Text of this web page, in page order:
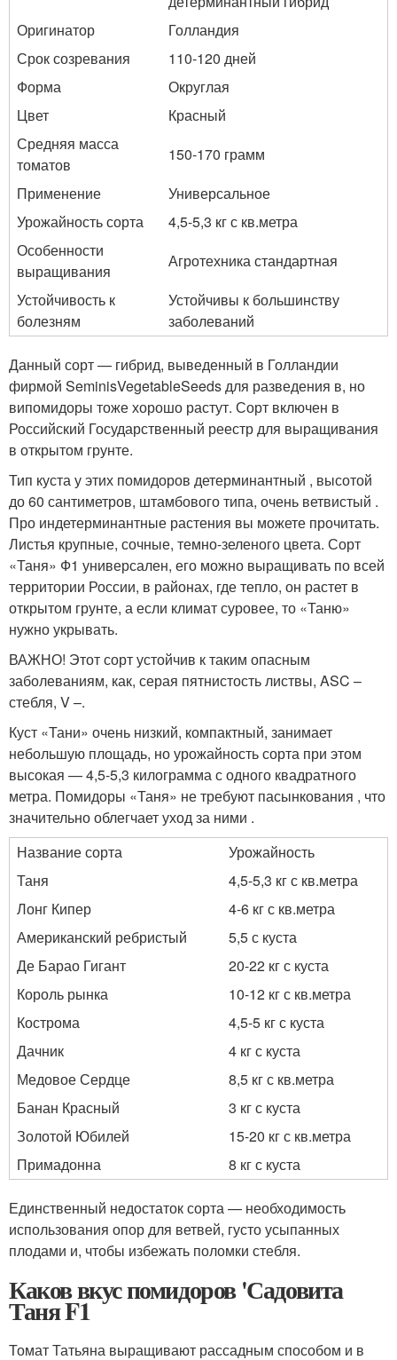
Оригинатор
Голландия
Срок созревания
110-120 дней
Форма
Округлая
Цвет
Красный
Средняя масса
томатов
150-170 грамм
Применение
Универсальное
Урожайность сорта
4,5-5,3 кг с кв.метра
Особенности
выращивания
Агротехника стандартная
Устойчивость к
болезням
Устойчивы к большинству
заболеваний
Данный сорт — гибрид, выведенный в Голландии
фирмой SeminisVegetableSeeds для разведения в, но
випомидоры тоже хорошо растут. Сорт включен в
Российский Государственный реестр для выращивания
в открытом грунте.
Тип куста у этих помидоров детерминантный , высотой
до 60 сантиметров, штамбового типа, очень ветвистый .
Про индетерминантные растения вы можете прочитать.
Листья крупные, сочные, темно-зеленого цвета. Сорт
«Таня» Ф1 универсален, его можно выращивать по всей
территории России, в районах, где тепло, он растет в
открытом грунте, а если климат суровее, то «Таню»
нужно укрывать.
ВАЖНО! Этот сорт устойчив к таким опасным
заболеваниям, как, серая пятнистость листвы, ASC –
стебля, V –.
Куст «Тани» очень низкий, компактный, занимает
небольшую площадь, но урожайность сорта при этом
высокая — 4,5-5,3 килограмма с одного квадратного
метра. Помидоры «Таня» не требуют пасынкования , что
значительно облегчает уход за ними .
Название сорта
Урожайность
Таня
4,5-5,3 кг с кв.метра
Лонг Кипер
4-6 кг с кв.метра
Американский ребристый
5,5 с куста
Де Барао Гигант
20-22 кг с куста
Король рынка
10-12 кг с кв.метра
Кострома
4,5-5 кг с куста
Дачник
4 кг с куста
Медовое Сердце
8,5 кг с кв.метра
Банан Красный
3 кг с куста
Золотой Юбилей
15-20 кг с кв.метра
Примадонна
8 кг с куста
Единственный недостаток сорта — необходимость
использования опор для ветвей, густо усыпанных
плодами и, чтобы избежать поломки стебля.
Каков вкус помидоров 'Садовита
Таня F1
Томат Татьяна выращивают рассадным способом и в